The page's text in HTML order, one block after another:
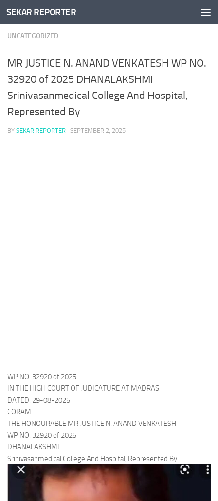
Skip to content
SEKAR REPORTER
UNCATEGORIZED
MR JUSTICE N. ANAND VENKATESH WP NO.
32920 of 2025 DHANALAKSHMI
Srinivasanmedical College And Hospital,
Represented By
BY SEKAR REPORTER · SEPTEMBER 2, 2025
WP NO. 32920 of 2025
IN THE HIGH COURT OF JUDICATURE AT MADRAS
DATED: 29-08-2025
CORAM
THE HONOURABLE MR JUSTICE N. ANAND VENKATESH
WP NO. 32920 of 2025
DHANALAKSHMI
Srinivasanmedical College And Hospital, Represented By